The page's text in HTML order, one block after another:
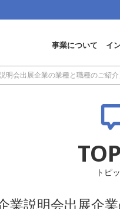
事業について イ
明会出展企業の業種と職種のご紹介
トピ
業説明会出展企